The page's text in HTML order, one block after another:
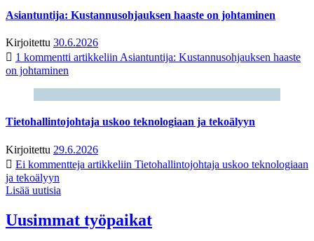
Asiantuntija: Kustannusohjauksen haaste on johtaminen
Kirjoitettu 30.6.2026
1 kommentti artikkeliin Asiantuntija: Kustannusohjauksen haaste
on johtaminen
Tietohallintojohtaja uskoo teknologiaan ja tekoälyyn
Kirjoitettu 29.6.2026
Ei kommentteja artikkeliin Tietohallintojohtaja uskoo teknologiaan
ja tekoälyyn
Lisää uutisia
Uusimmat työpaikat